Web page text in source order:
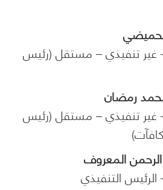
غير تنفيذي – مستقل (رئيس
رمضان
غير تنفيذي – مستقل (رئيس
المعروف
التنفيذي